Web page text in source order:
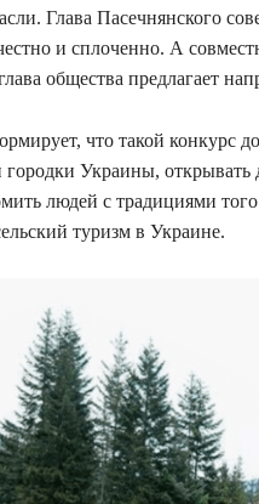
Глава Пасечнянского
и сплоченно. А
общества предлагает
что такой конкурс
Украины, открывать
людей с традициями
туризм в Украине.